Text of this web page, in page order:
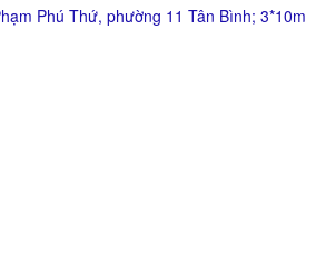
Phú Thứ, phường 11 Tân Bình; 3*10m